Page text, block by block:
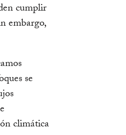
cumplir
embargo,
se
climática